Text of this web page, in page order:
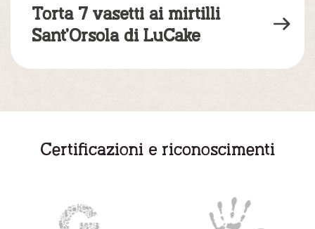
Torta 7 vasetti ai mirtilli
Sant’Orsola di LuCake
Certificazioni e riconoscimenti